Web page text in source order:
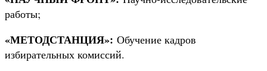
работы;
«МЕТОДСТАНЦИЯ»: Обучение кадров
избирательных комиссий.